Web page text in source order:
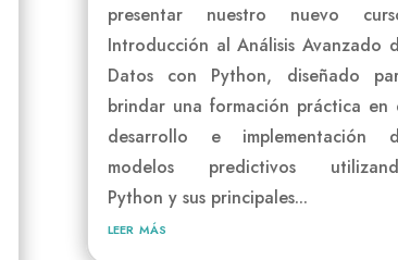
presentar nuestro nuevo
Introducción al Análisis Avanzado
Datos con Python, diseñado
brindar una formación práctica en
desarrollo e implementación
modelos predictivos
Python y sus principales...
leer más